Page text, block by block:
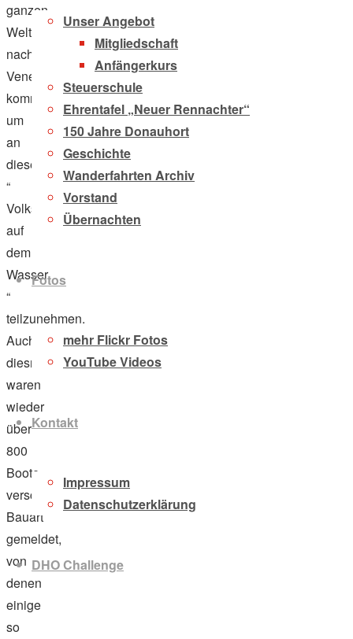
Unser Angebot
Mitgliedschaft
Anfängerkurs
Steuerschule
Ehrentafel „Neuer Rennachter“
150 Jahre Donauhort
Geschichte
Wanderfahrten Archiv
Vorstand
Übernachten
Fotos
mehr Flickr Fotos
YouTube Videos
Kontakt
Impressum
Datenschutzerklärung
DHO Challenge
ganzen
Welt
nach
Venedig
kommen,
um
an
diesem
“
Volkslanglauf
auf
dem
Wasser
“
teilzunehmen.
Auch
diesmal
waren
wieder
über
800
Boote
verschiedenster
Bauart
gemeldet,
von
denen
einige
so